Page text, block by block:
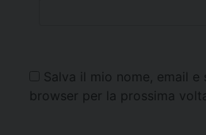
Salva il mio nome, email
browser per la prossima